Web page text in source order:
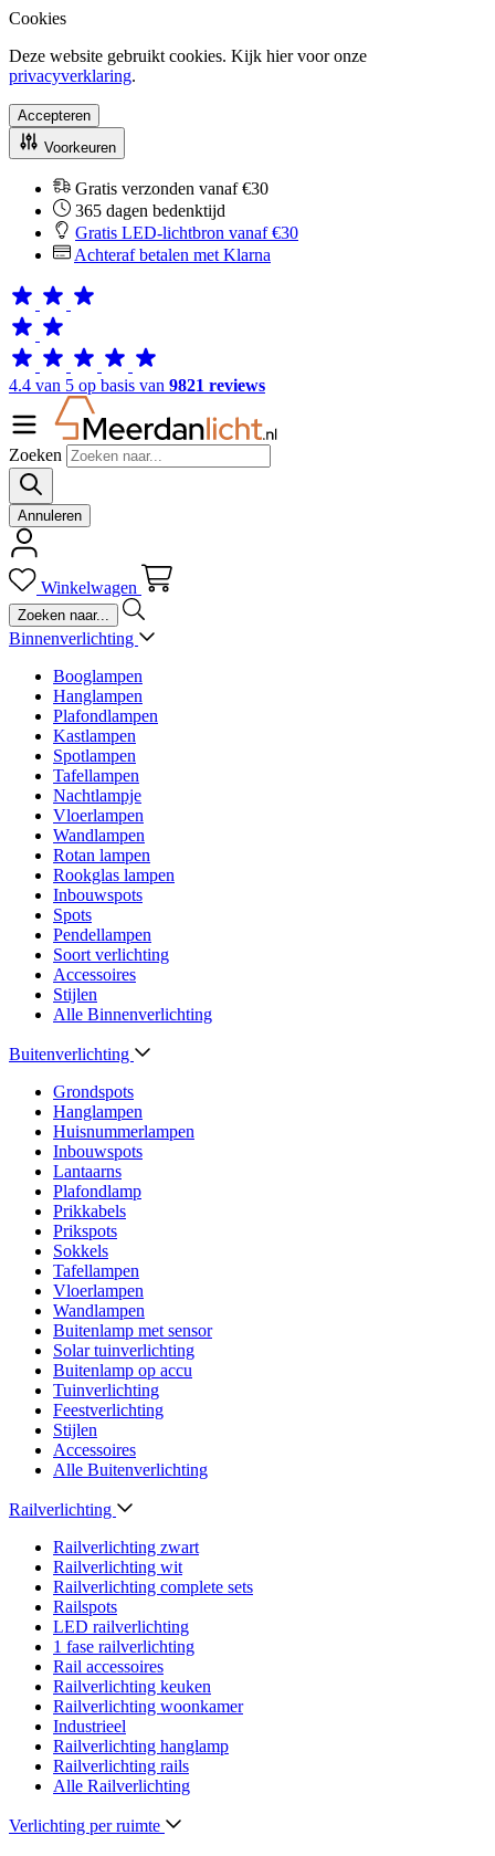
Cookies
Deze website gebruikt cookies. Kijk hier voor onze
privacyverklaring.
Accepteren
Voorkeuren
Gratis verzonden vanaf €30
365 dagen bedenktijd
Gratis LED-lichtbron vanaf €30
Achteraf betalen met Klarna
4.4 van 5 op basis van 9821 reviews
Zoeken
Annuleren
Winkelwagen
Binnenverlichting
Booglampen
Hanglampen
Plafondlampen
Kastlampen
Spotlampen
Tafellampen
Nachtlampje
Vloerlampen
Wandlampen
Rotan lampen
Rookglas lampen
Inbouwspots
Spots
Pendellampen
Soort verlichting
Accessoires
Stijlen
Alle Binnenverlichting
Buitenverlichting
Grondspots
Hanglampen
Huisnummerlampen
Inbouwspots
Lantaarns
Plafondlamp
Prikkabels
Prikspots
Sokkels
Tafellampen
Vloerlampen
Wandlampen
Buitenlamp met sensor
Solar tuinverlichting
Buitenlamp op accu
Tuinverlichting
Feestverlichting
Stijlen
Accessoires
Alle Buitenverlichting
Railverlichting
Railverlichting zwart
Railverlichting wit
Railverlichting complete sets
Railspots
LED railverlichting
1 fase railverlichting
Rail accessoires
Railverlichting keuken
Railverlichting woonkamer
Industrieel
Railverlichting hanglamp
Railverlichting rails
Alle Railverlichting
Verlichting per ruimte